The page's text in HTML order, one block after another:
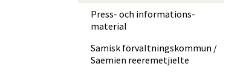
Press- och informations­
material
Samisk förvalt­nings­kommun /
Saemien reere­met­jïelte